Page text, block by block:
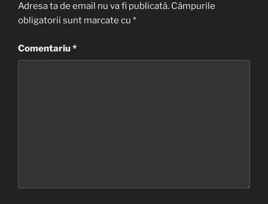
Adresa ta de email nu va fi publicată. Câmpurile
obligatorii sunt marcate cu *
Comentariu*